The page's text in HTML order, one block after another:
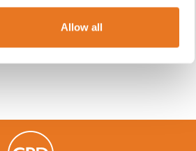
Allow all